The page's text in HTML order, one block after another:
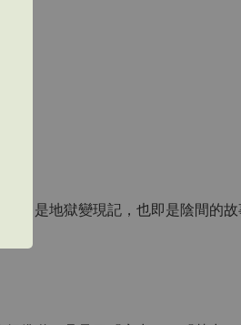
即是地獄變現記，也即是陰間的故